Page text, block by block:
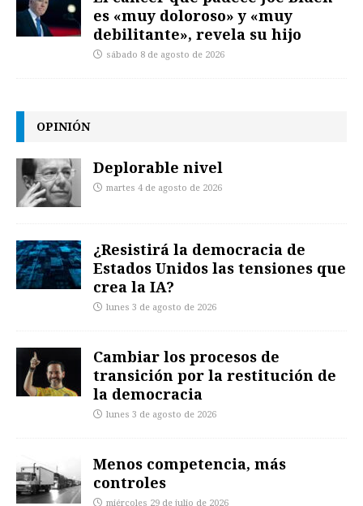
es «muy doloroso» y «muy
debilitante», revela su hijo
sábado 8 de agosto de 2026
OPINIÓN
Deplorable nivel
martes 4 de agosto de 2026
¿Resistirá la democracia de
Estados Unidos las tensiones que
crea la IA?
lunes 3 de agosto de 2026
Cambiar los procesos de
transición por la restitución de
la democracia
lunes 3 de agosto de 2026
Menos competencia, más
controles
miércoles 29 de julio de 2026